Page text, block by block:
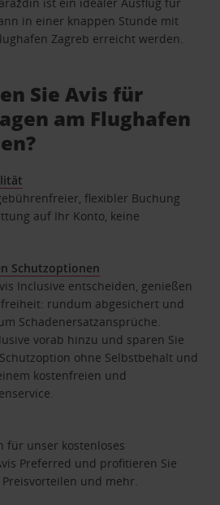
in einer knappen Stunde mit
Zagreb erreicht werden.
Sie Avis für
am Flughafen
flexibler Buchung
auf Ihr Konto, keine
Schutzoptionen
Inclusive entscheiden, genießen
rundum abgesichert und
Schadenersatzansprüche.
vorab hinzu und sparen Sie
ohne Selbstbehalt und
kostenfreien und
für unser kostenloses
Preferred und profitieren Sie
und mehr.